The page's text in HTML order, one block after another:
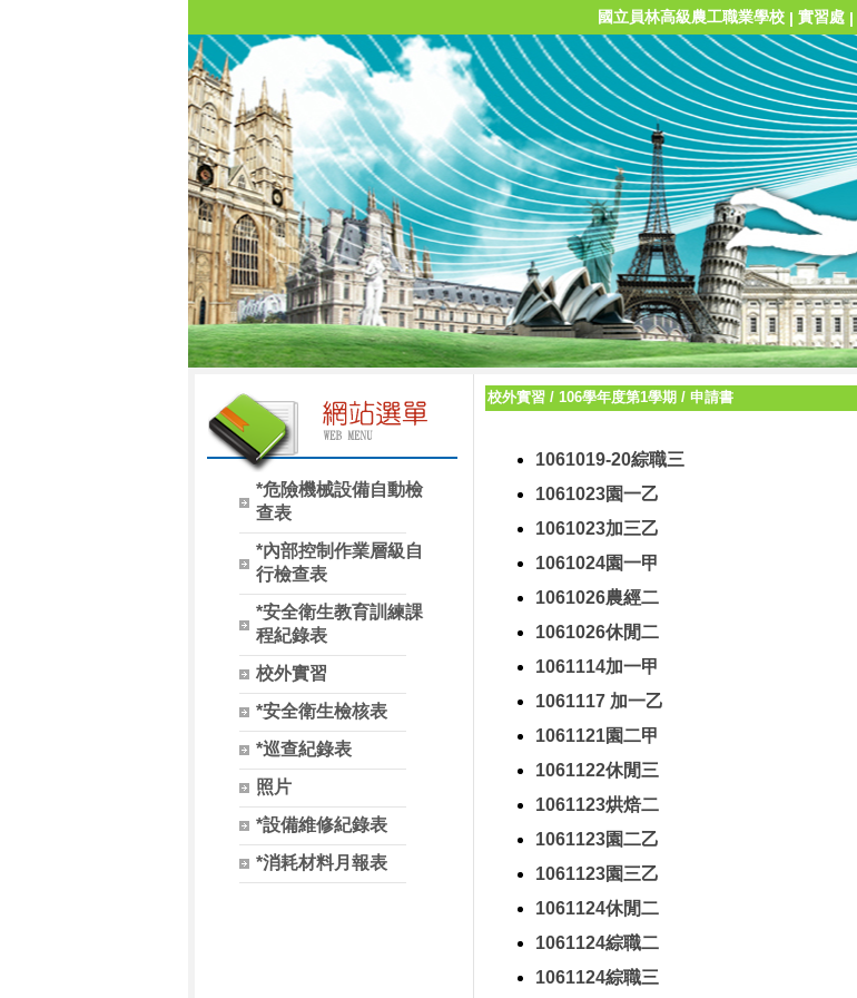
國立員林高級農工職業學校 | 實習處 |
*危險機械設備自動檢
查表
*內部控制作業層級自
行檢查表
*安全衛生教育訓練課
程紀錄表
校外實習
*安全衛生檢核表
*巡查紀錄表
照片
*設備維修紀錄表
*消耗材料月報表
校外實習/ 106學年度第1學期 / 申請書
1061019-20綜職三
1061023園一乙
1061023加三乙
1061024園一甲
1061026農經二
1061026休閒二
1061114加一甲
1061117 加一乙
1061121園二甲
1061122休閒三
1061123烘焙二
1061123園二乙
1061123園三乙
1061124休閒二
1061124綜職二
1061124綜職三